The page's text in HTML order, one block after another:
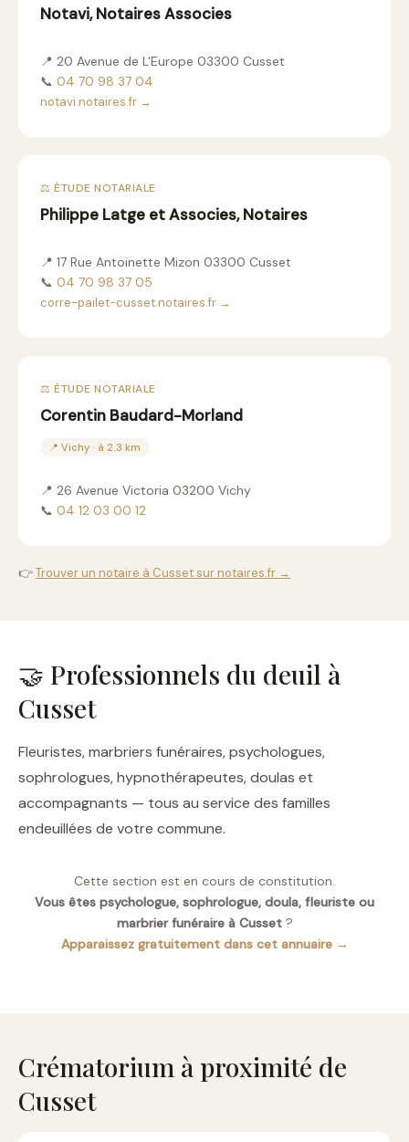
Notavi, Notaires Associes
📍 20 Avenue de L'Europe 03300 Cusset
📞 04 70 98 37 04
notavi.notaires.fr →
⚖️ ÉTUDE NOTARIALE
Philippe Latge et Associes, Notaires
📍 17 Rue Antoinette Mizon 03300 Cusset
📞 04 70 98 37 05
corre-pailet-cusset.notaires.fr →
⚖️ ÉTUDE NOTARIALE
Corentin Baudard-Morland
📍 Vichy · à 2.3 km
📍 26 Avenue Victoria 03200 Vichy
📞 04 12 03 00 12
👉Trouver un notaire à Cusset sur notaires.fr →
🤝 Professionnels du deuil à
Cusset
Fleuristes, marbriers funéraires, psychologues,
sophrologues, hypnothérapeutes, doulas et
accompagnants — tous au service des familles
endeuillées de votre commune.
Cette section est en cours de constitution.
Vous êtes psychologue, sophrologue, doula, fleuriste ou
marbrier funéraire à Cusset?
Apparaissez gratuitement dans cet annuaire →
Crématorium à proximité de
Cusset